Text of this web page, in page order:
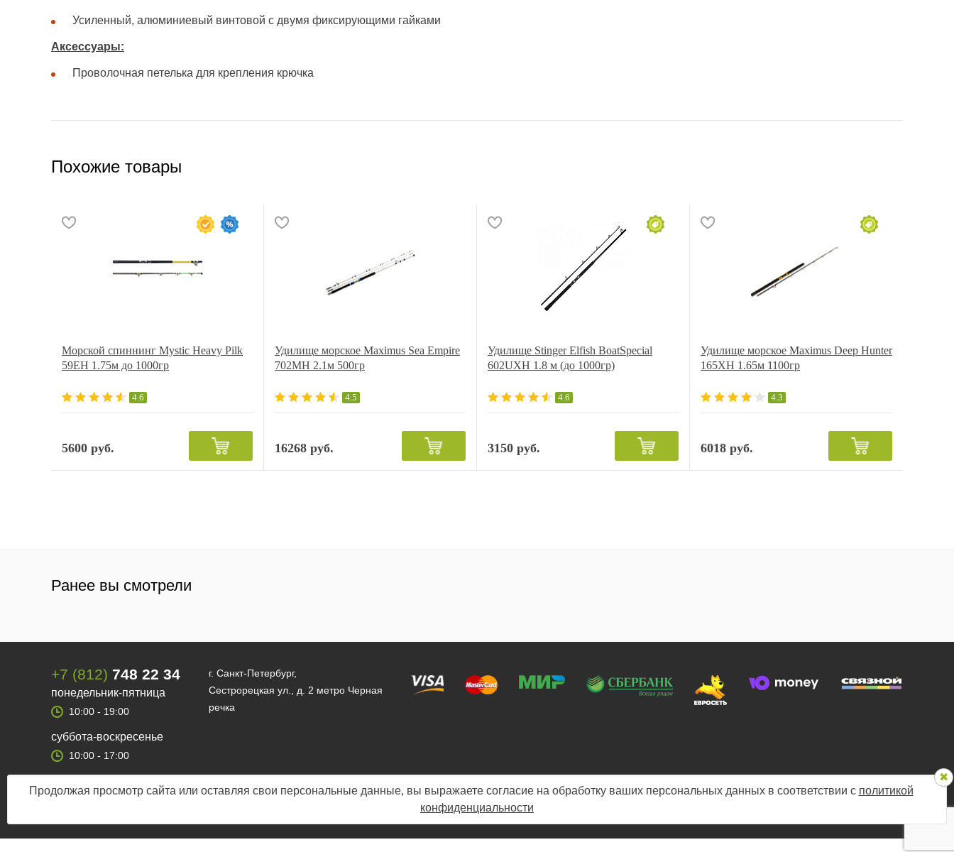
Усиленный, алюминиевый винтовой с двумя фиксирующими гайками
Аксессуары:
Проволочная петелька для крепления крючка
Похожие товары
Морской спиннинг Mystic Heavy Pilk
59EH 1.75м до 1000гр
4.6
5600 руб.
Удилище морское Maximus Sea Empire
702MH 2.1м 500гр
4.5
16268 руб.
Удилище Stinger Elfish BoatSpecial
602UXH 1.8 м (до 1000гр)
4.6
3150 руб.
Удилище морское Maximus Deep Hunter
165XH 1.65м 1100гр
4.3
6018 руб.
Ранее вы смотрели
+7 (812) 748 22 34
понедельник-пятница
10:00 - 19:00
суббота-воскресенье
10:00 - 17:00
г. Санкт-Петербург,
Сестрорецкая ул., д. 2 метро Черная
речка
Продолжая просмотр сайта или оставляя свои персональные данные, вы выражаете согласие на обработку ваших персональных данных в соответствии с политикой
конфиденциальности